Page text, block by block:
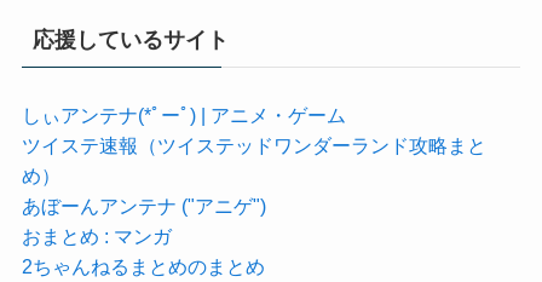
応援しているサイト
しぃアンテナ(*ﾟーﾟ) | アニメ・ゲーム
ツイステ速報（ツイステッドワンダーランド攻略まと
め）
あぼーんアンテナ ("アニゲ")
おまとめ : マンガ
2ちゃんねるまとめのまとめ